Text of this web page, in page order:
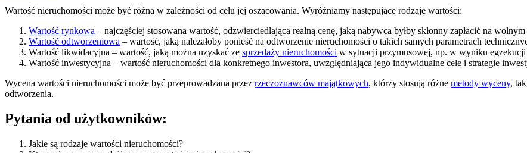
Wartość nieruchomości może być różna w zależności od celu jej oszacowania. Wyróżniamy następujące rodzaje wartości:
Wartość rynkowa – najczęściej stosowana wartość, odzwierciedlająca realną cenę, jaką nabywca byłby skłonny zapłacić na
Wartość odtworzeniowa – wartość, jaką należałoby ponieść na odtworzenie nieruchomości o takich samych parametrach
Wartość likwidacyjna – wartość, jaką można uzyskać ze sprzedaży nieruchomości w sytuacji przymusowej, np. w wyniku
Wartość inwestycyjna – wartość nieruchomości dla konkretnego inwestora, uwzględniająca jego indywidualne cele i strategie
Wycena wartości nieruchomości może być przeprowadzana przez rzeczoznawców majątkowych, którzy stosują różne metody wyceny,
odtworzenia.
Pytania od użytkowników:
Jakie są rodzaje wartości nieruchomości?